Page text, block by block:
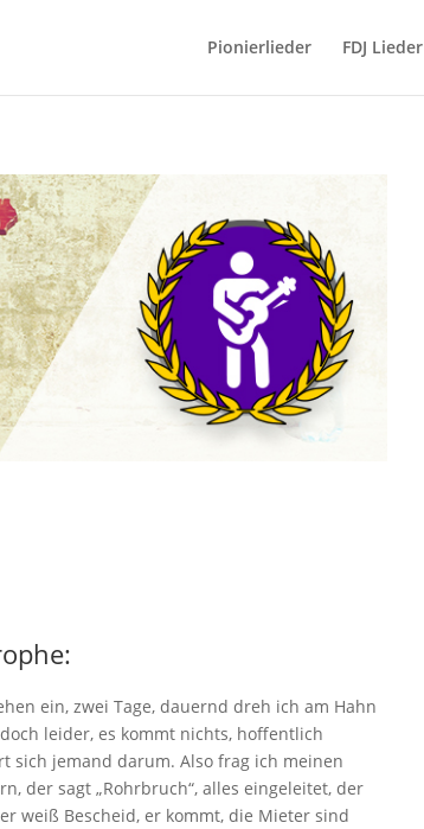
Pionierlieder FDJ Lieder
ein, zwei Tage, dauernd dreh ich am Hahn
leider, es kommt nichts, hoffentlich
sich jemand darum. Also frag ich meinen
der sagt „Rohrbruch“, alles eingeleitet, der
weiß Bescheid, er kommt, die Mieter sind